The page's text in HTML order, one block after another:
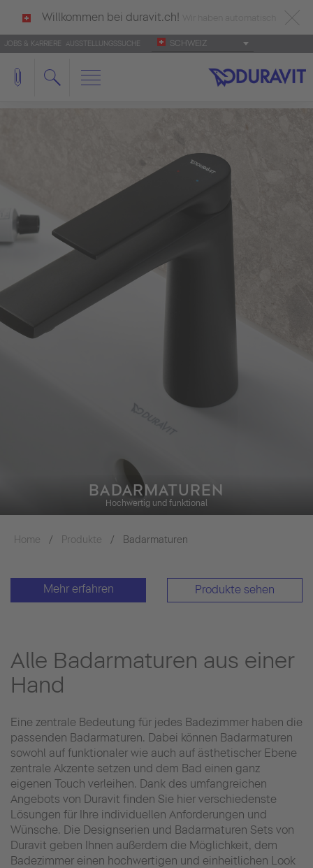
Willkommen bei duravit.ch!
deutsch als Ihre Sprache erkannt.
Français Italiano
JOBS & KARRIERE AUSSTELLUNGSSUCHE SCHWEIZ
BADARMATUREN
Hochwertig und funktional
Home Produkte Badarmaturen
Mehr erfahren Produkte sehen
Alle Badarmaturen aus einer
Hand
Eine zentrale Bedeutung für jedes Badezimmer haben die
passenden Badarmaturen. Dabei können Badarmaturen
sowohl auf funktionaler wie auch auf ästhetischer Ebene
zentrale Akzente setzen und dem Bad einen ganz
eigenen Touch verleihen. Dank des umfangreichen
Angebots von Duravit finden Sie hier verschiedenste
Lösungen für Ihre individuellen Anforderungen und
Wünsche. Die Designserien und Badarmaturen Sets von
Duravit geben Ihnen außerdem die Möglichkeit, dem
Badezimmer einen hochwertigen und einheitlichen Look